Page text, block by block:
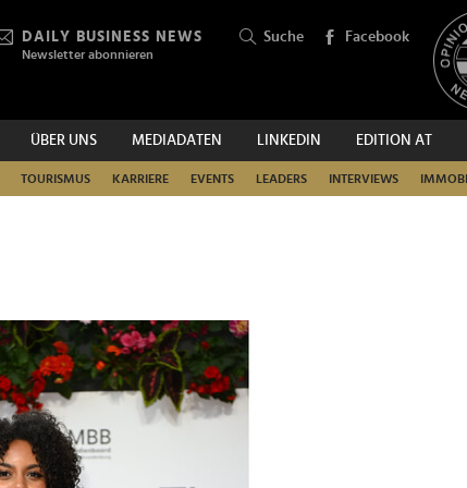
DAILY BUSINESS NEWS
Newsletter abonnieren
Suche Facebook
ÜBER UNS MEDIADATEN LINKEDIN EDITION AT
TOURISMUS KARRIERE EVENTS LEADERS INTERVIEWS
SUCHEN